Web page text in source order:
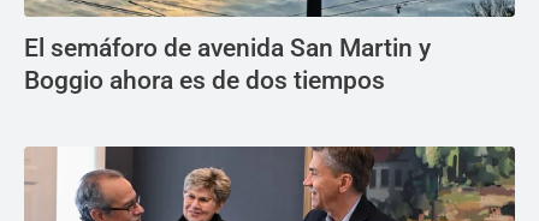
El semáforo de avenida San Martin y
Boggio ahora es de dos tiempos